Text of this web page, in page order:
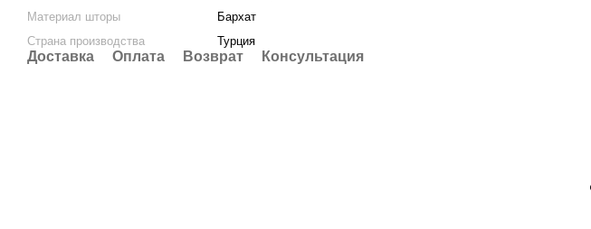
Материал шторы
Бархат
Страна производства
Турция
Доставка Оплата Возврат Консультация